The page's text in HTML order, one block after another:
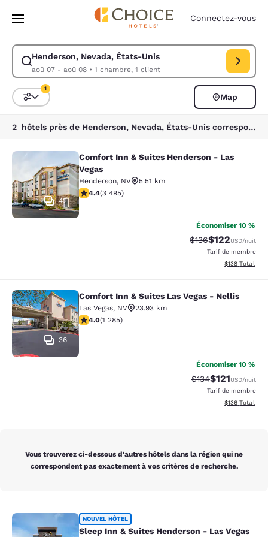
Passer à Contenu Principal
Connectez-vous
Henderson, Nevada, États-Unis
aoû 07 - aoû 08• 1 chambre, 1 client
Modifiez la recherche pour Henderson, Nevada, États-Unis. Date
Trier et filtrer
1
Map
2 hôtels près de Henderson, Nevada, États-Unis correspondant à vos filtres
Comfort Inn & Suites Henderson -
42
Comfort Inn & Suites Henderson - Las
Vegas
Henderson, NV
5.51 km
4.38 étoiles. Excellent. 3495 commentaires
4.4(3 495)
Économiser 10 %
Tarif barré :
$136Tarif réduit :
$122USD/nuit
Tarif de membre
Afficher les
$138 Total
Comfort Inn & Suites Las Vegas -
36
Comfort Inn & Suites Las Vegas - Nellis
Las Vegas, NV
23.93 km
4.03 étoiles. Très bon. 1285 commentaires
4.0(1 285)
Économiser 10 %
Tarif barré :
$134Tarif réduit :
$121USD/nuit
Tarif de membre
Afficher les
$136 Total
Vous trouverez ci-dessous d'autres hôtels dans la région qui ne
correspondent pas exactement à vos critères de recherche.
Sleep Inn & Suites Henderson - Las
NOUVEL HÔTEL
Sleep Inn & Suites Henderson - Las Vegas